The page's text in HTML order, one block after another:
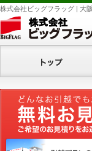
株式会社ビッグフラッグ | 大